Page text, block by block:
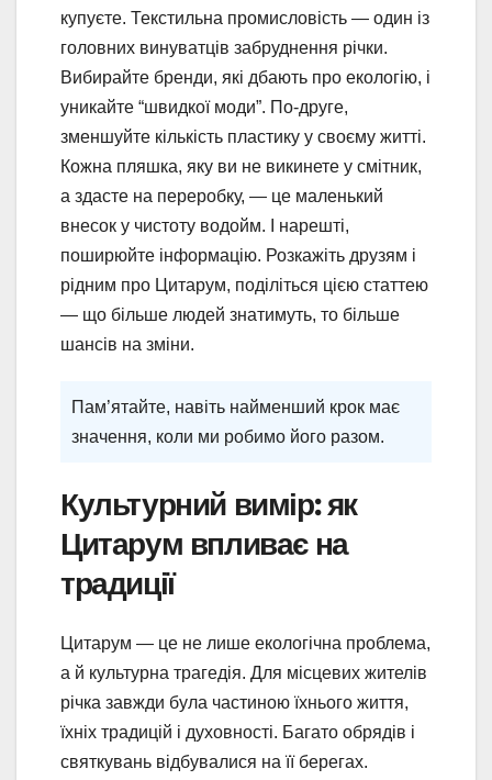
купуєте. Текстильна промисловість — один із
головних винуватців забруднення річки.
Вибирайте бренди, які дбають про екологію, і
уникайте “швидкої моди”. По-друге,
зменшуйте кількість пластику у своєму житті.
Кожна пляшка, яку ви не викинете у смітник,
а здасте на переробку, — це маленький
внесок у чистоту водойм. І нарешті,
поширюйте інформацію. Розкажіть друзям і
рідним про Цитарум, поділіться цією статтею
— що більше людей знатимуть, то більше
шансів на зміни.
Пам’ятайте, навіть найменший крок має
значення, коли ми робимо його разом.
Культурний вимір: як
Цитарум впливає на
традиції
Цитарум — це не лише екологічна проблема,
а й культурна трагедія. Для місцевих жителів
річка завжди була частиною їхнього життя,
їхніх традицій і духовності. Багато обрядів і
святкувань відбувалися на її берегах.